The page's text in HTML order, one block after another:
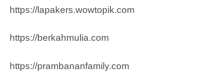
https://lapakers.wowtopik.com
https://berkahmulia.com
https://prambananfamily.com